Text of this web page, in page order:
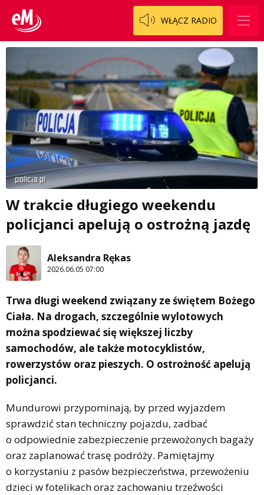
WŁĄCZ RADIO
W trakcie długiego weekendu
policjanci apelują o ostrożną jazdę
Aleksandra Rękas
2026.06.05 07:00
Trwa długi weekend związany ze świętem Bożego
Ciała. Na drogach, szczególnie wylotowych
można spodziewać się większej liczby
samochodów, ale także motocyklistów,
rowerzystów oraz pieszych. O ostrożność apelują
policjanci.
Mundurowi przypominają, by przed wyjazdem
sprawdzić stan techniczny pojazdu, zadbać
o odpowiednie zabezpieczenie przewożonych bagaży
oraz zaplanować trasę podróży. Pamiętajmy
o korzystaniu z pasów bezpieczeństwa, przewożeniu
dzieci w fotelikach oraz zachowaniu trzeźwości